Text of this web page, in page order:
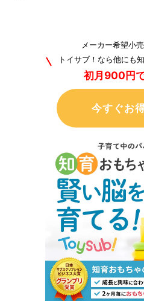
メーカー希望小
トイサブ！なら他にも
初月900円
今すぐお